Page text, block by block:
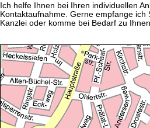
Ich helfe Ihnen bei Ihren individuellen
Kontaktaufnahme. Gerne empfange ich
Kanzlei oder komme bei Bedarf zu